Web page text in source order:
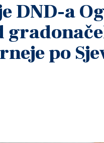
DND-a
po